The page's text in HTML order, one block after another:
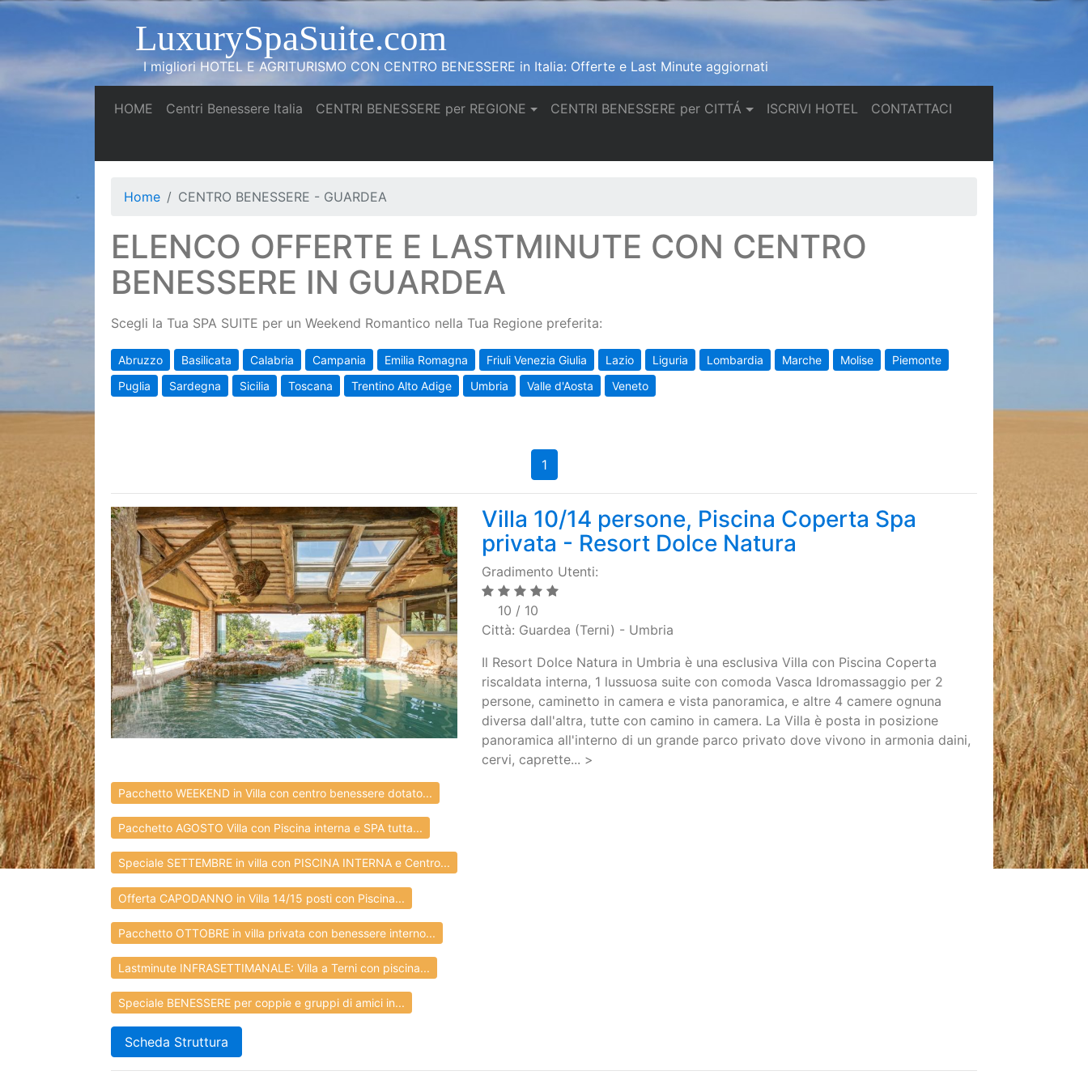
LuxurySpaSuite.com
I migliori HOTEL E AGRITURISMO CON CENTRO BENESSERE in Italia: Offerte e Last Minute aggiornati
HOME (current)
Centri Benessere Italia (current)
CENTRI BENESSERE per REGIONE CENTRI BENESSERE per CITTÁ ISCRIVI HOTEL(current)
CONTATTACI(current)
Home CENTRO BENESSERE - GUARDEA
ELENCO OFFERTE E LASTMINUTE CON CENTRO
BENESSERE IN GUARDEA
Scegli la Tua SPA SUITE per un Weekend Romantico nella Tua Regione preferita:
Abruzzo Basilicata Calabria Campania Emilia Romagna Friuli Venezia Giulia Lazio Liguria Lombardia Marche Molise
Piemonte
Puglia
Sardegna Sicilia Toscana Trentino Alto Adige Umbria Valle d'Aosta Veneto
1
Villa 10/14 persone, Piscina Coperta Spa
privata - Resort Dolce Natura
Gradimento Utenti:
10 / 10
Città: Guardea (Terni) - Umbria
Il Resort Dolce Natura in Umbria è una esclusiva Villa con Piscina Coperta
riscaldata interna, 1 lussuosa suite con comoda Vasca Idromassaggio per 2
persone, caminetto in camera e vista panoramica, e altre 4 camere ognuna
diversa dall'altra, tutte con camino in camera. La Villa è posta in posizione
panoramica all'interno di un grande parco privato dove vivono in armonia daini,
cervi, caprette... >
Pacchetto WEEKEND in Villa con centro benessere dotato...
Pacchetto AGOSTO Villa con Piscina interna e SPA tutta...
Speciale SETTEMBRE in villa con PISCINA INTERNA e Centro...
Offerta CAPODANNO in Villa 14/15 posti con Piscina...
Pacchetto OTTOBRE in villa privata con benessere interno...
Lastminute INFRASETTIMANALE: Villa a Terni con piscina...
Speciale BENESSERE per coppie e gruppi di amici in...
Scheda Struttura